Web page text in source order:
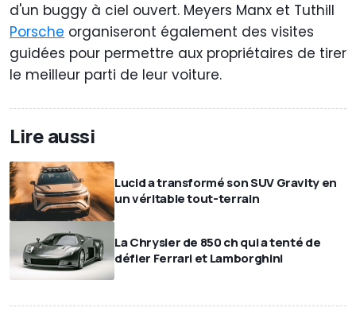
d'un buggy à ciel ouvert. Meyers Manx et Tuthill
Porsche organiseront également des visites
guidées pour permettre aux propriétaires de tirer
le meilleur parti de leur voiture.
Lire aussi
Lucid a transformé son SUV Gravity en
un véritable tout-terrain
La Chrysler de 850 ch qui a tenté de
défier Ferrari et Lamborghini